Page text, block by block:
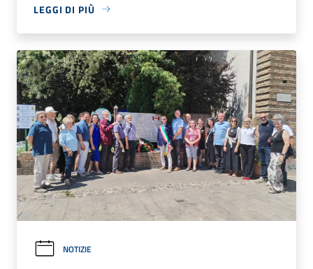
LEGGI DI PIÙ
NOTIZIE